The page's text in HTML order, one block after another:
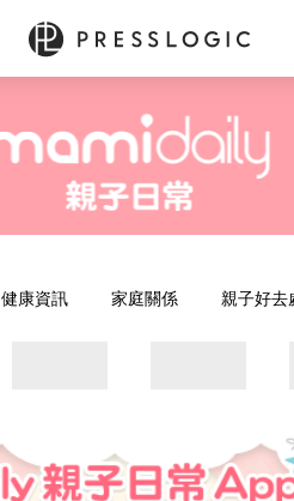
健康資訊 家庭關係 親子好去